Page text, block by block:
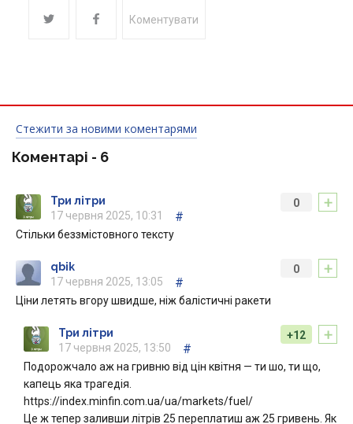
Коментувати
Стежити за новими коментарями
Коментарі - 6
+
0
Три літри
17 червня 2025, 10:31
#
Стільки беззмістовного тексту
+
0
qbik
17 червня 2025, 13:05
#
Ціни летять вгору швидше, ніж балістичні ракети
+
+12
Три літри
17 червня 2025, 13:50
#
Подорожчало аж на гривню від цін квітня — ти шо, ти що,
капець яка трагедія.
https://index.minfin.com.ua/ua/markets/fuel/
Це ж тепер заливши літрів 25 переплатиш аж 25 гривень. Як